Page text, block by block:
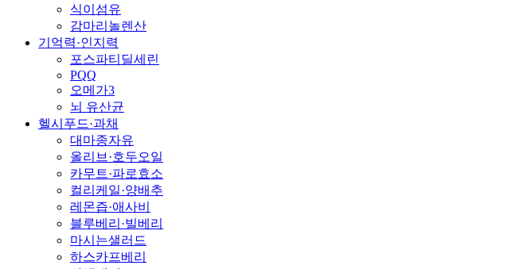
식이섬유
감마리놀렌산
기억력·인지력
포스파티딜세린
PQQ
오메가3
뇌 유산균
헬시푸드·과채
대마종자유
올리브·호두오일
카무트·파로효소
컬리케일·양배추
레몬즙·애사비
블루베리·빌베리
마시는샐러드
하스카프베리